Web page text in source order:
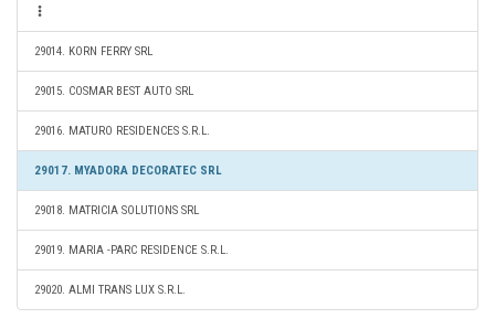
29014. KORN FERRY SRL
29015. COSMAR BEST AUTO SRL
29016. MATURO RESIDENCES S.R.L.
29017. MYADORA DECORATEC SRL
29018. MATRICIA SOLUTIONS SRL
29019. MARIA -PARC RESIDENCE S.R.L.
29020. ALMI TRANS LUX S.R.L.